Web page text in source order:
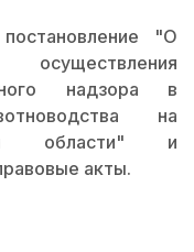
"О
надзора в
на
области" и
акты.